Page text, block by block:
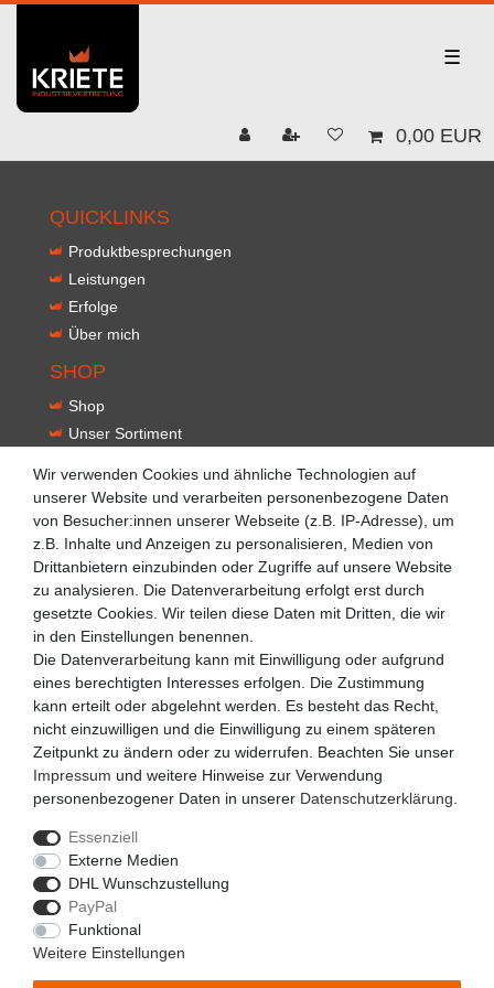
☰
0,00 EUR
QUICKLINKS
Produktbesprechungen
Leistungen
Erfolge
Über mich
SHOP
Shop
Unser Sortiment
Kontakt
NEWSLETTER
VORNAME NACHNAME
Hiermit bestätige ich, dass ich dieDaten­schutz­erklärung
gelesen habe. Meine Einwilligung kann ich jederzeit
Abonnieren
** Hierbei handelt es sich um ein Pflichtfeld.
Impressum
Wir verwenden Cookies und ähnliche Technologien auf
unserer Website und verarbeiten personenbezogene Daten
von Besucher:innen unserer Webseite (z.B. IP-Adresse), um
z.B. Inhalte und Anzeigen zu personalisieren, Medien von
Drittanbietern einzubinden oder Zugriffe auf unsere Website
zu analysieren. Die Datenverarbeitung erfolgt erst durch
gesetzte Cookies. Wir teilen diese Daten mit Dritten, die wir
in den Einstellungen benennen.
Die Datenverarbeitung kann mit Einwilligung oder aufgrund
eines berechtigten Interesses erfolgen. Die Zustimmung
kann erteilt oder abgelehnt werden. Es besteht das Recht,
nicht einzuwilligen und die Einwilligung zu einem späteren
Zeitpunkt zu ändern oder zu widerrufen. Beachten Sie unser
Impressum und weitere Hinweise zur Verwendung
personenbezogener Daten in unserer Daten­schutz­erklärung
Essenziell
Externe Medien
DHL Wunschzustellung
PayPal
Funktional
Weitere Einstellungen